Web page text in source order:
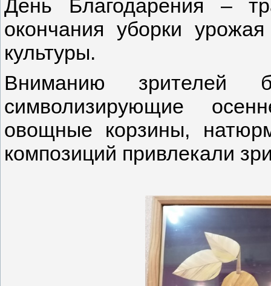
День Благодарения –
окончания уборки
культуры.
Вниманию зрителей
символизирующие
овощные корзины,
композиций привлекали